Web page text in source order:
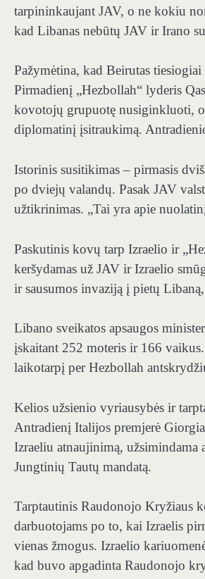
tarpininkaujant JAV, o ne kokiu
kad Libanas nebūtų JAV ir Irano
Pažymėtina, kad Beirutas
Pirmadienį „Hezbollah“ lyderis
kovotojų grupuotę nusiginkluoti,
diplomatinį įsitraukimą.
Istorinis susitikimas – pirmasis
po dviejų valandų. Pasak JAV
užtikrinimas. „Tai yra apie
Paskutinis kovų tarp Izraelio ir
keršydamas už JAV ir Izraelio
ir sausumos invaziją į pietų
Libano sveikatos apsaugos
įskaitant 252 moteris ir 166
laikotarpį per Hezbollah
Kelios užsienio vyriausybės ir
Antradienį Italijos premjerė
Izraeliu atnaujinimą, užsimindama
Jungtinių Tautų mandatą.
Tarptautinis Raudonojo Kryžiaus
darbuotojams po to, kai Izraelis
vienas žmogus. Izraelio
kad buvo apgadinta Raudonojo